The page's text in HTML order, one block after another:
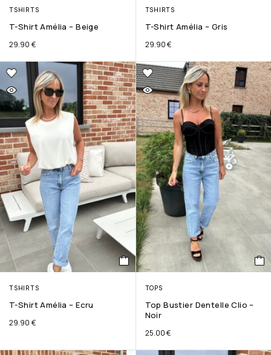
TSHIRTS
T-Shirt Amélia – Beige
29.90 €
TSHIRTS
T-Shirt Amélia – Gris
29.90€
TSHIRTS
T-Shirt Amélia – Ecru
29.90 €
TOPS
Top Bustier Dentelle Clio –
Noir
25.00€